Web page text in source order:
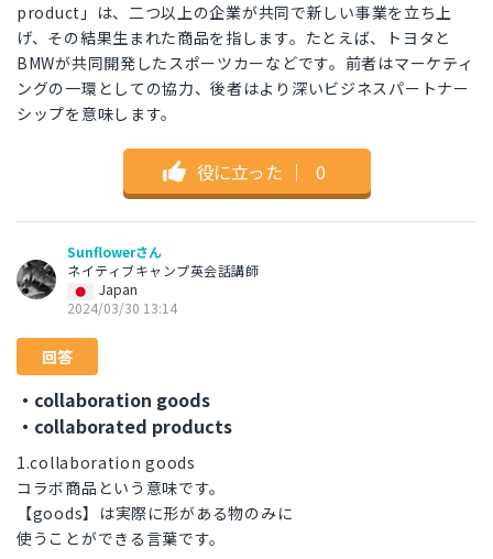
product」は、二つ以上の企業が共同で新しい事業を立ち上
げ、その結果生まれた商品を指します。たとえば、トヨタと
BMWが共同開発したスポーツカーなどです。前者はマーケティ
ングの一環としての協力、後者はより深いビジネスパートナー
シップを意味します。
役に立った ｜ 0
Sunflowerさん
ネイティブキャンプ英会話講師
Japan
2024/03/30 13:14
回答
・collaboration goods
・collaborated products
1.collaboration goods
コラボ商品という意味です。
【goods】は実際に形がある物のみに
使うことができる言葉です。